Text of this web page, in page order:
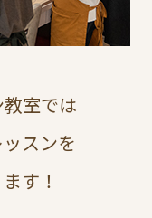
室では
スンを
す！